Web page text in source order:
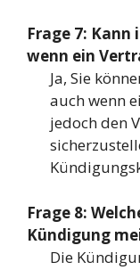
Frage 7:
wenn ein
Ja, Sie
auch wenn
jedoch den
Frage 8:
Kündigung
Die